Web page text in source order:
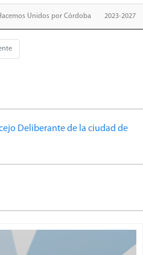
Unidos por Córdoba 2023-2027
Deliberante de la ciudad de